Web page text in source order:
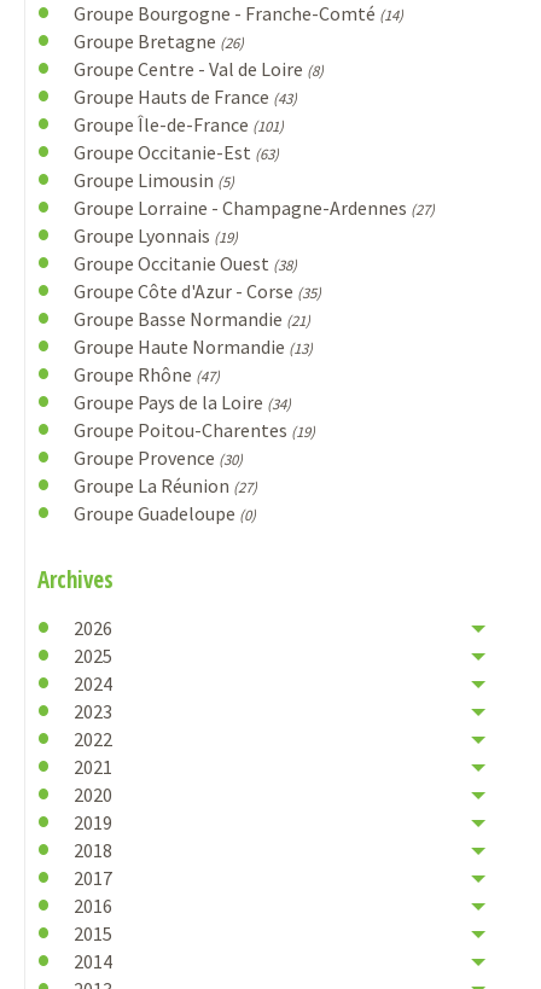
Groupe Bourgogne - Franche-Comté (14)
Groupe Bretagne (26)
Groupe Centre - Val de Loire (8)
Groupe Hauts de France (43)
Groupe Île-de-France (101)
Groupe Occitanie-Est (63)
Groupe Limousin (5)
Groupe Lorraine - Champagne-Ardennes (27)
Groupe Lyonnais (19)
Groupe Occitanie Ouest (38)
Groupe Côte d'Azur - Corse (35)
Groupe Basse Normandie (21)
Groupe Haute Normandie (13)
Groupe Rhône (47)
Groupe Pays de la Loire (34)
Groupe Poitou-Charentes (19)
Groupe Provence (30)
Groupe La Réunion (27)
Groupe Guadeloupe (0)
Archives
2026
2025
2024
2023
2022
2021
2020
2019
2018
2017
2016
2015
2014